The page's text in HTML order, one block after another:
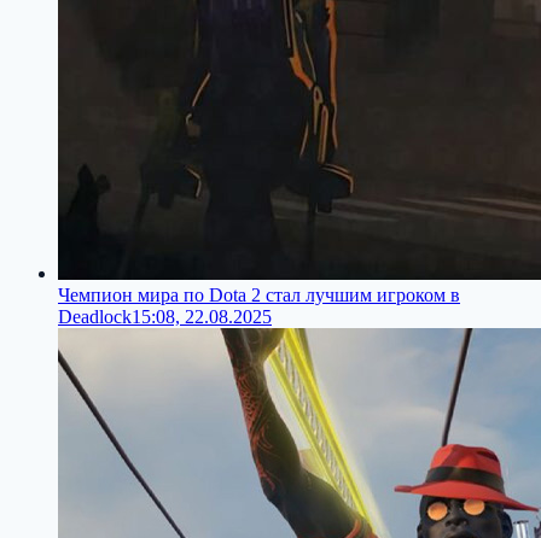
Чемпион мира по Dota 2 стал лучшим игроком в
Deadlock15:08, 22.08.2025